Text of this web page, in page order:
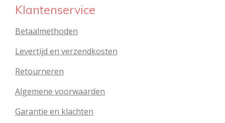
Klantenservice
Betaalmethoden
Levertijd en verzendkosten
Retourneren
Algemene voorwaarden
Garantie en klachten